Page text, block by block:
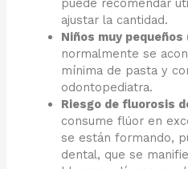
puede recomendar
ajustar la cantidad.
Niños muy
normalmente se
mínima de pasta y
odontopediatra.
Riesgo de fluorosis
consume flúor en
se están formando,
dental, que se